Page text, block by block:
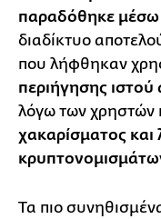
παραδόθηκε
διαδίκτυο
που λήφθηκαν
περιήγησης
λόγω των χρηστών
χακαρίσματος και
Τα πιο